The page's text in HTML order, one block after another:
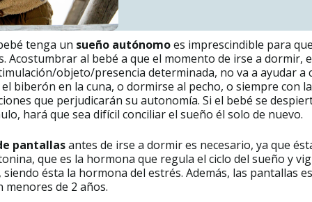
tenga un sueño autónomoes imprescindible para
Acostumbrar al bebé a que el momento de irse a dormir,
objeto/presencia determinada, no va a ayudar a
biberón en la cuna, o dormirse al pecho, o siempre con
que perjudicarán su autonomía. Si el bebé se
hará que sea difícil conciliar el sueño él solo de nuevo.
pantallasantes de irse a dormir es necesario, ya que
que es la hormona que regula el ciclo del sueño y
ésta la hormona del estrés. Además, las pantallas
menores de 2 años.